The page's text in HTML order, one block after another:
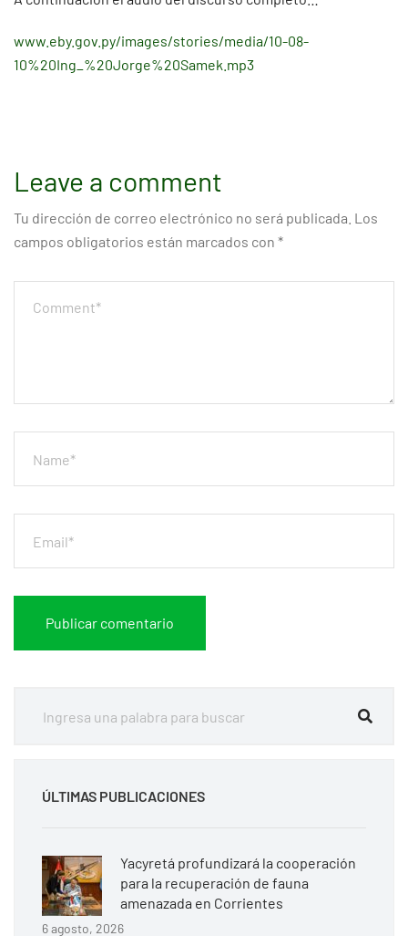
www.eby.gov.py/images/stories/media/10-08-
10%20Ing_%20Jorge%20Samek.mp3
Leave a comment
Tu dirección de correo electrónico no será publicada. Los
campos obligatorios están marcados con *
ÚLTIMAS PUBLICACIONES
Yacyretá profundizará la cooperación
para la recuperación de fauna
amenazada en Corrientes
6 agosto, 2026